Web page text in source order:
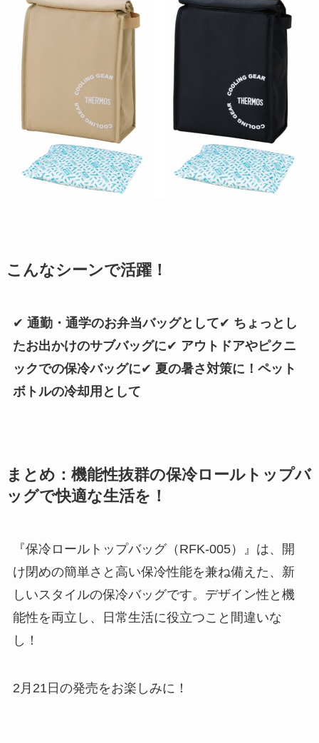
こんなシーンで活躍！
✔ 通勤・通学のお弁当バッグとして✔ ちょっとし
たお出かけのサブバッグに✔ アウトドアやピクニ
ックでの保冷バッグに✔ 夏の暑さ対策に！ペット
ボトルの冷却用として
まとめ：機能性抜群の保冷ロールトップバ
ッグで快適な生活を！
『保冷ロールトップバッグ（RFK-005）』は、開
け閉めの簡単さと高い保冷性能を兼ね備えた、新
しいスタイルの保冷バッグです。デザイン性と機
能性を両立し、日常生活に役立つこと間違いな
し！
2月21日の発売をお楽しみに！